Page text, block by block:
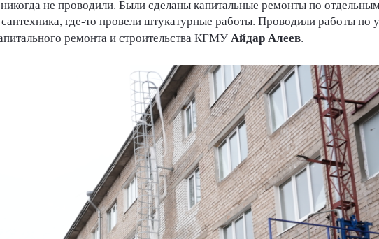
не проводили. Были сделаны капитальные ремонты по
где-то провели штукатурные работы. Проводили работы по
ремонта и строительства КГМУАйдар Алеев.